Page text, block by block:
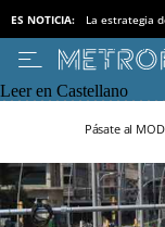
ES NOTICIA: La estrategia
Leer en Castellano
Pásate al